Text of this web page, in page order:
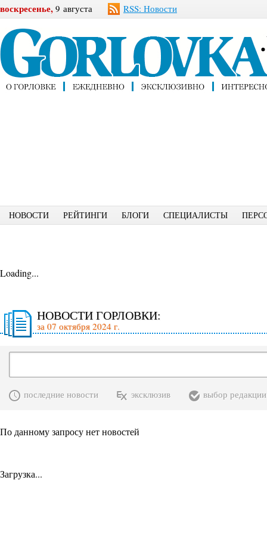
воскресенье, 9 августа RSS: Новости
НОВОСТИ РЕЙТИНГИ БЛОГИ СПЕЦИАЛИСТЫ
Loading...
НОВОСТИ ГОРЛОВКИ:
за 07 октября 2024 г.
последние новости эксклюзив выбор редакции
По данному запросу нет новостей
Загрузка...